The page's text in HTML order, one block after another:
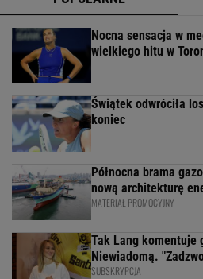
Nocna sensacja w
wielkiego hitu w
Świątek odwróciła
koniec
Północna brama
nową architekturę
MATERIAŁ PROMOCYJNY
Tak Lang komentuje
Niewiadomą.
SUBSKRYPCJA